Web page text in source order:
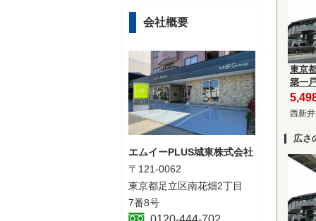
東京
築一
西新
広さ
会社概要
エムイーPLUS城東株式会社
〒121-0062
東京都足立区南花畑2丁目
7番8号